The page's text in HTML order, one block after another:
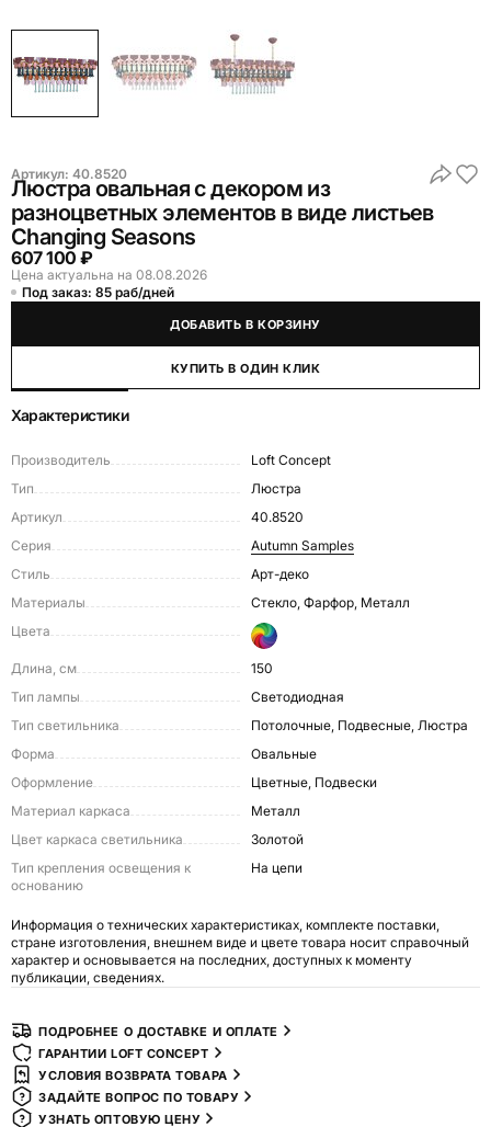
Артикул: 40.8520
Люстра овальная с декором из
разноцветных элементов в виде листьев
Changing Seasons
607 100 ₽
Цена актуальна на 08.08.2026
Под заказ: 85 раб/дней
ДОБАВИТЬ В КОРЗИНУ
КУПИТЬ В ОДИН КЛИК
Характеристики
Производитель
Loft Concept
Тип
Люстра
Артикул
40.8520
Серия
Autumn Samples
Стиль
Арт-деко
Материалы
Стекло, Фарфор, Металл
Цвета
Длина, см
150
Тип лампы
Светодиодная
Тип светильника
Потолочные, Подвесные, Люстра
Форма
Овальные
Оформление
Цветные, Подвески
Материал каркаса
Металл
Цвет каркаса светильника
Золотой
Тип крепления освещения к
основанию
На цепи
Информация о технических характеристиках, комплекте поставки,
стране изготовления, внешнем виде и цвете товара носит справочный
характер и основывается на последних, доступных к моменту
публикации, сведениях.
ПОДРОБНЕЕ О ДОСТАВКЕ И ОПЛАТЕ
ГАРАНТИИ LOFT CONCEPT
УСЛОВИЯ ВОЗВРАТА ТОВАРА
ЗАДАЙТЕ ВОПРОС ПО ТОВАРУ
УЗНАТЬ ОПТОВУЮ ЦЕНУ